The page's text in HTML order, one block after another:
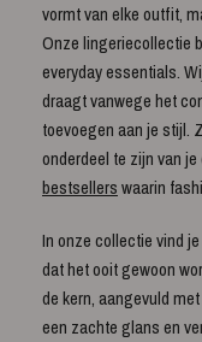
vormt van elke outfit,
Onze lingeriecollectie
everyday essentials.
draagt vanwege het
toevoegen aan je stijl.
onderdeel te zijn van
bestsellerswaarin
In onze collectie vind
dat het ooit gewoon
de kern, aangevuld
een zachte glans en